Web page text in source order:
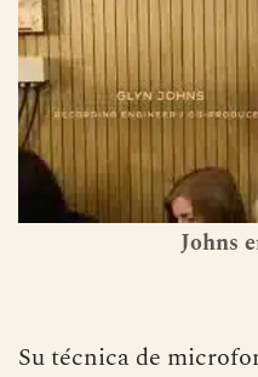
Johns
Su técnica de